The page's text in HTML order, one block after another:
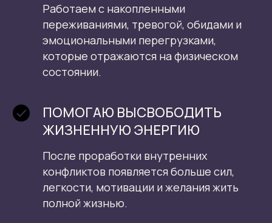
Работаем с накопленными
переживаниями, тревогой, обидами и
эмоциональными перегрузками,
которые отражаются на физическом
состоянии.
ПОМОГАЮ ВЫСВОБОДИТЬ
ЖИЗНЕННУЮ ЭНЕРГИЮ
После проработки внутренних
конфликтов появляется больше сил,
легкости, мотивации и желания жить
полной жизнью.